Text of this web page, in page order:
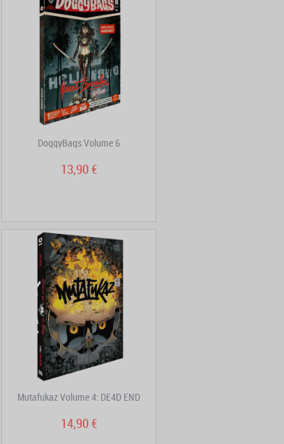
DoggyBags Volume 6
13,90 €
Mutafukaz Volume 4: DE4D END
14,90 €